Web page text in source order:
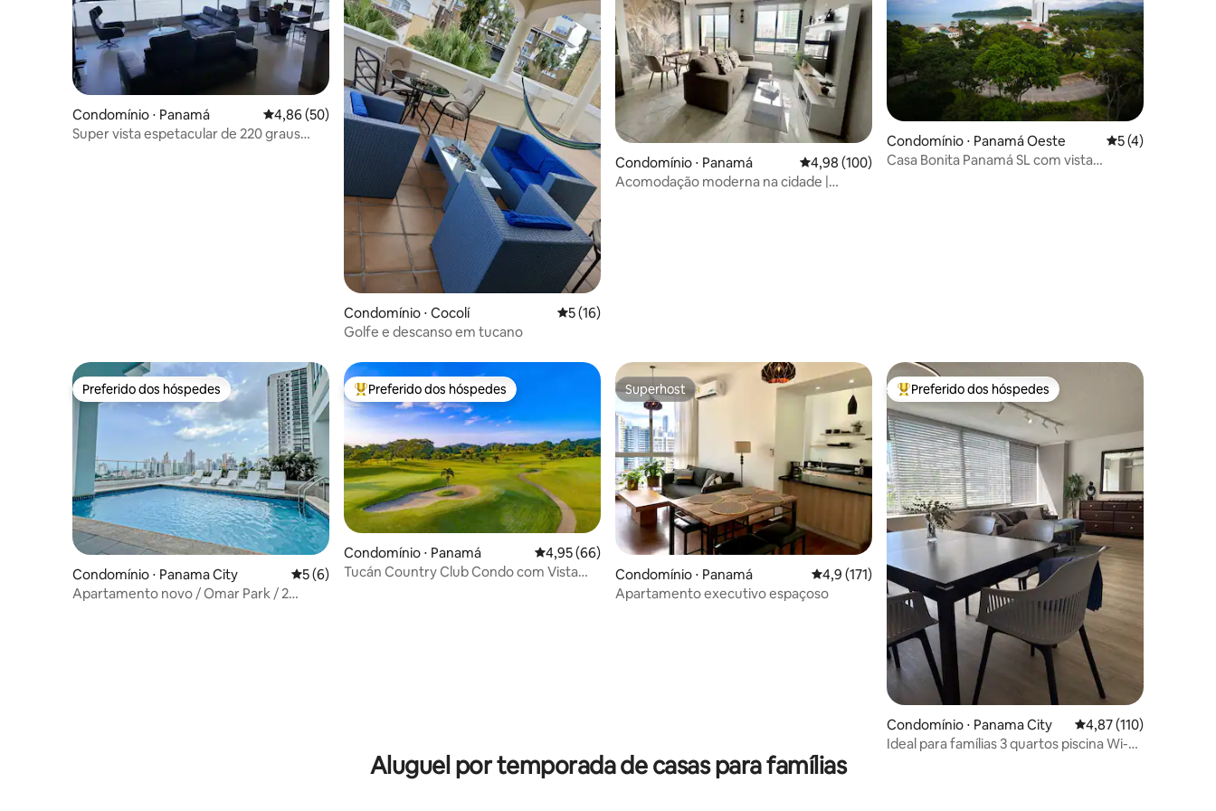
Condomínio ⋅ Panamá 4,86 de uma avaliação média de 5, 50 avaliações
4,86 (50)
Super vista espetacular de 220 graus
Condomínio ⋅ Cocolí 5 de uma avaliação média de 5, 16 avaliações
5 (16)
Golfe e descanso em tucano
Condomínio ⋅ Panamá 4,98 de uma avaliação média de 5, 100 avaliações
4,98 (100)
Acomodação moderna na cidade |
Condomínio ⋅ Panamá Oeste 5 de uma
5 (4)
Casa Bonita Panamá SL com vista
Preferido dos hóspedes
Preferido dos hóspedes
Condomínio ⋅ Panama City 5 de uma avaliação média de 5, 6 avaliações
5 (6)
Apartamento novo / Omar Park / 2
Entre os melhores preferidos dos hóspedes
Preferido dos hóspedes
Condomínio ⋅ Panamá 4,95 de uma avaliação média de 5, 66 avaliações
4,95 (66)
Tucán Country Club Condo com Vista
Superhost
Superhost
Condomínio ⋅ Panamá 4,9 de uma avaliação média de 5, 171 avaliações
4,9 (171)
Apartamento executivo espaçoso
Entre os melhores preferidos dos hóspedes
Preferido dos hóspedes
Condomínio ⋅ Panama City 4,87 de uma avaliação
4,87 (110)
Ideal para famílias 3 quartos piscina Wi-Fi
Aluguel por temporada de casas para famílias